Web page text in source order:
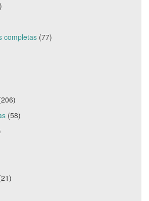
completas (77)
(58)